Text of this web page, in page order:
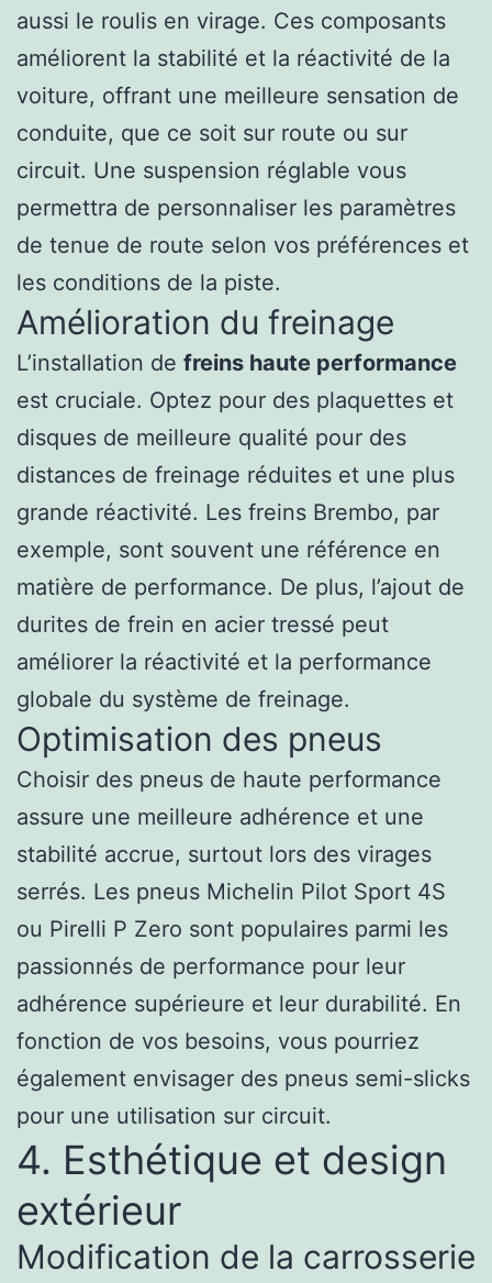
aussi le roulis en virage. Ces composants
améliorent la stabilité et la réactivité de la
voiture, offrant une meilleure sensation de
conduite, que ce soit sur route ou sur
circuit. Une suspension réglable vous
permettra de personnaliser les paramètres
de tenue de route selon vos préférences et
les conditions de la piste.
Amélioration du freinage
L’installation de freins haute performance
est cruciale. Optez pour des plaquettes et
disques de meilleure qualité pour des
distances de freinage réduites et une plus
grande réactivité. Les freins Brembo, par
exemple, sont souvent une référence en
matière de performance. De plus, l’ajout de
durites de frein en acier tressé peut
améliorer la réactivité et la performance
globale du système de freinage.
Optimisation des pneus
Choisir des pneus de haute performance
assure une meilleure adhérence et une
stabilité accrue, surtout lors des virages
serrés. Les pneus Michelin Pilot Sport 4S
ou Pirelli P Zero sont populaires parmi les
passionnés de performance pour leur
adhérence supérieure et leur durabilité. En
fonction de vos besoins, vous pourriez
également envisager des pneus semi-slicks
pour une utilisation sur circuit.
4. Esthétique et design
extérieur
Modification de la carrosserie